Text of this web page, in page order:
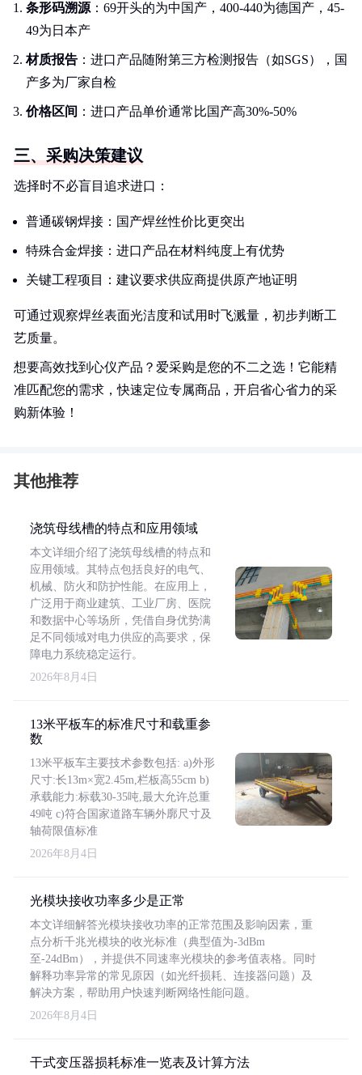
条形码溯源 ：69开头的为中国产，400-440为德国产，45-
49为日本产
材质报告 ：进口产品随附第三方检测报告（如SGS），国
产多为厂家自检
价格区间 ：进口产品单价通常比国产高30%-50%
三、采购决策建议
选择时不必盲目追求进口：
普通碳钢焊接：国产焊丝性价比更突出
特殊合金焊接：进口产品在材料纯度上有优势
关键工程项目：建议要求供应商提供原产地证明
可通过观察焊丝表面光洁度和试用时飞溅量，初步判断工
艺质量。
想要高效找到心仪产品？爱采购是您的不二之选！它能精
准匹配您的需求，快速定位专属商品，开启省心省力的采
购新体验！
其他推荐
浇筑母线槽的特点和应用领域
本文详细介绍了浇筑母线槽的特点和
应用领域。其特点包括良好的电气、
机械、防火和防护性能。在应用上，
广泛用于商业建筑、工业厂房、医院
和数据中心等场所，凭借自身优势满
足不同领域对电力供应的高要求，保
障电力系统稳定运行。
2026年8月4日
13米平板车的标准尺寸和载重参
数
13米平板车主要技术参数包括: a)外形
尺寸:长13m×宽2.45m,栏板高55cm b)
承载能力:标载30-35吨,最大允许总重
49吨 c)符合国家道路车辆外廓尺寸及
轴荷限值标准
2026年8月4日
光模块接收功率多少是正常
本文详细解答光模块接收功率的正常范围及影响因素，重
点分析千兆光模块的收光标准（典型值为-3dBm
至-24dBm），并提供不同速率光模块的参考值表格。同时
解释功率异常的常见原因（如光纤损耗、连接器问题）及
解决方案，帮助用户快速判断网络性能问题。
2026年8月4日
干式变压器损耗标准一览表及计算方法